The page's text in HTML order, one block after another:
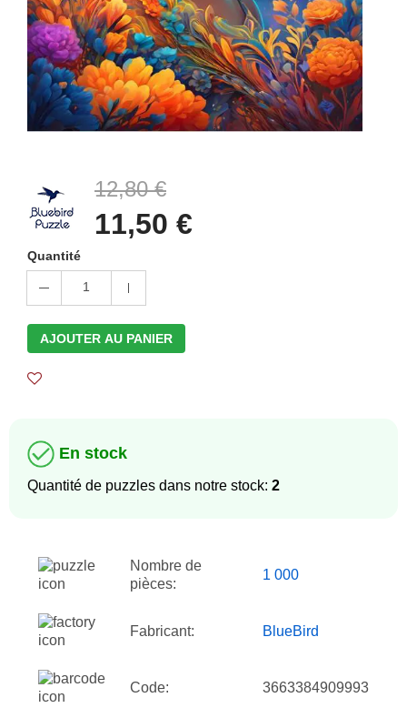
12,80 €
11,50 €
Quantité
1
AJOUTER AU PANIER
En stock
Quantité de puzzles dans notre stock: 2
Nombre de
pièces:
1 000
Fabricant: BlueBird
Code: 3663384909993